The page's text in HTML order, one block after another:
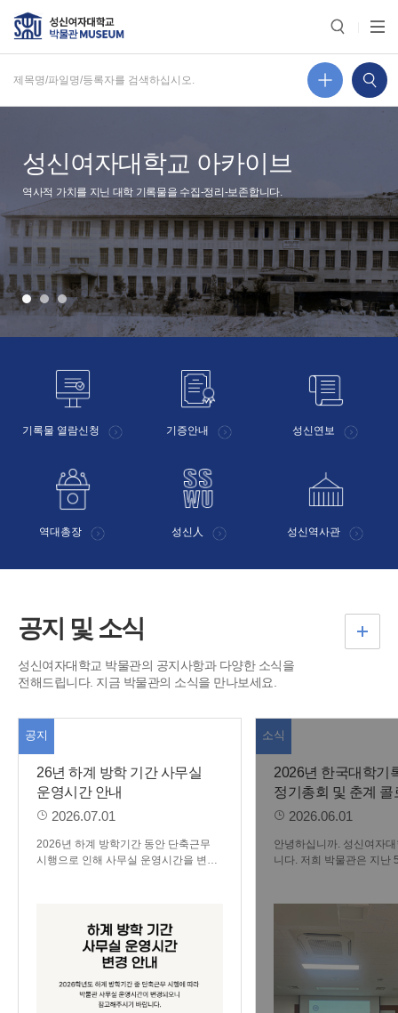
성신여자대학교 아카이브
역사적 가치를 지닌 대학 기록물을 수집-정리-보존합니다.
기록물 열람신청 기증안내 성신연보
역대총장 성신人 성신역사관
공지 및 소식
성신여자대학교 박물관의 공지사항과 다양한 소식을
전해드립니다. 지금 박물관의 소식을 만나보세요.
공지
26년 하계 방학 기간 사무실
운영시간 안내
2026.07.01
2026년 하계 방학기간 동안 단축근무
시행으로 인해 사무실 운영시간을 변경
은 10:00 ~ 16:00로 변경되오니 관람에
착오 없길 바랍니다.
소식
2026년 한국대학기
정기총회 및 춘계 콜
참가2026.06.01
안녕하십니까. 성신여자
니다. 저희 박물관은 지난
콜로키움에 회원교로 참
한양대학교 염지수 선생
록관리기준표 및 기록관
사례를 발표하여 주시고,
자대학교 김지선 선생님
류기준표 자체 수립 사례